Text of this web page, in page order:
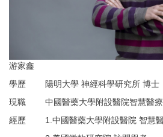
學歷
現職
中國醫藥大學附設醫院智慧醫
經歷
1.中國醫藥大學附設醫院 智慧
美國微軟研究院 訪問學者